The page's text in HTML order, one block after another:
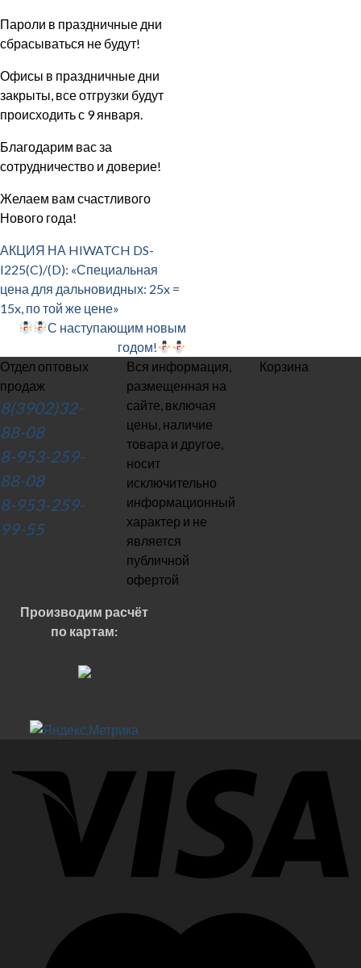
Пароли в праздничные дни
сбрасываться не будут!
Офисы в праздничные дни
закрыты, все отгрузки будут
происходить с 9 января.
Благодарим вас за
сотрудничество и доверие!
Желаем вам счастливого
Нового года!
АКЦИЯ НА HIWATCH DS-
I225(C)/(D): «Специальная
цена для дальновидных: 25x =
15x, по той же цене»
С наступающим новым
годом!
Отдел оптовых
продаж
8(3902)32-
88-08
8-953-259-
88-08
8-953-259-
99-55
Вся информация,
размещенная на
сайте, включая
цены, наличие
товара и другое,
носит
исключительно
информационный
характер и не
является
публичной
офертой
Корзина
Производим расчёт
по картам: